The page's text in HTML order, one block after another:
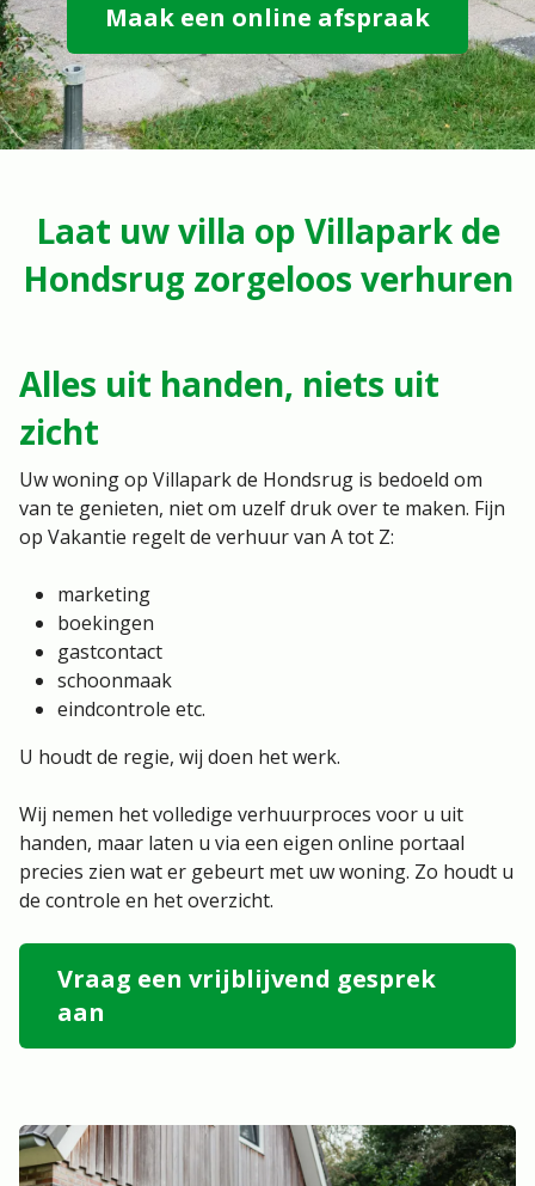
Maak een online afspraak
Laat uw villa op Villapark de
Hondsrug zorgeloos verhuren
Alles uit handen, niets uit
zicht
Uw woning op Villapark de Hondsrug is bedoeld om
van te genieten, niet om uzelf druk over te maken. Fijn
op Vakantie regelt de verhuur van A tot Z:
marketing
boekingen
gastcontact
schoonmaak
eindcontrole etc.
U houdt de regie, wij doen het werk.
Wij nemen het volledige verhuurproces voor u uit
handen, maar laten u via een eigen online portaal
precies zien wat er gebeurt met uw woning. Zo houdt u
de controle en het overzicht.
Vraag een vrijblijvend gesprek
aan